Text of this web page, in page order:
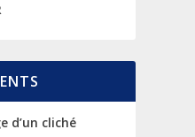
d’un cliché